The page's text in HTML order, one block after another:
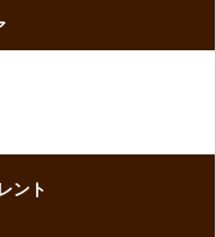
ント